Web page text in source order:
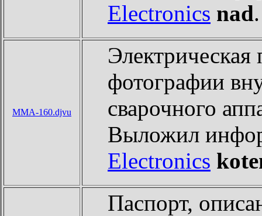
Electronics nad.
MMA-160.djvu
фотографии
сварочного
Выложил
Electronics
Паспорт,